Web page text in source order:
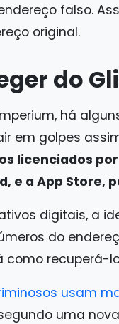
falso.
original.
do
há
em golpes
licenciados
e a App Store,
digitais, a
do
como recuperá-
usam
uma